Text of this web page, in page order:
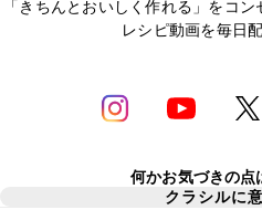
「きちんとおいしく作れる」をコ
レシピ動画を毎日
何かお気づきの点
クラシルに